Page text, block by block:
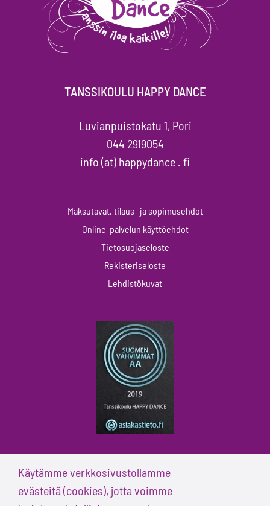
TANSSIKOULU HAPPY DANCE
Luvianpuistokatu 1, Pori
044 2919054
info (at) happydance . fi
Maksutavat, tilaus- ja sopimusehdot
Online-palvelun käyttöehdot
Tietosuojaseloste
Rekisteriseloste
Lehdistökuvat
Käytämme verkkosivustollamme
evästeitä (cookies), jotta voimme